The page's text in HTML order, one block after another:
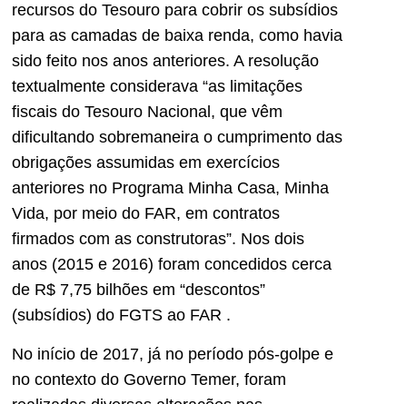
recursos do Tesouro para cobrir os subsídios
para as camadas de baixa renda, como havia
sido feito nos anos anteriores. A resolução
textualmente considerava “as limitações
fiscais do Tesouro Nacional, que vêm
dificultando sobremaneira o cumprimento das
obrigações assumidas em exercícios
anteriores no Programa Minha Casa, Minha
Vida, por meio do FAR, em contratos
firmados com as construtoras”. Nos dois
anos (2015 e 2016) foram concedidos cerca
de R$ 7,75 bilhões em “descontos”
(subsídios) do FGTS ao FAR .
No início de 2017, já no período pós-golpe e
no contexto do Governo Temer, foram